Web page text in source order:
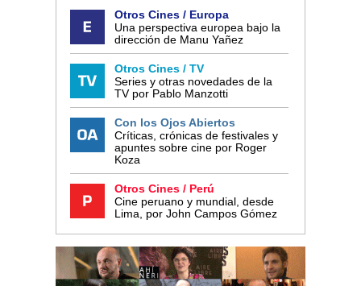
Otros Cines / Europa
Una perspectiva europea bajo la
dirección de Manu Yañez
Otros Cines / TV
Series y otras novedades de la
TV por Pablo Manzotti
Con los Ojos Abiertos
Críticas, crónicas de festivales y
apuntes sobre cine por Roger
Koza
Otros Cines / Perú
Cine peruano y mundial, desde
Lima, por John Campos Gómez